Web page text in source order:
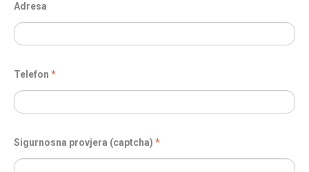
Adresa
Telefon
Sigurnosna provjera (captcha)